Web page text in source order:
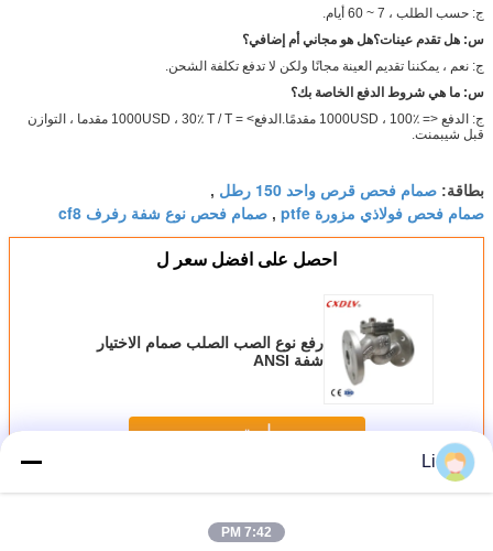
ج: حسب الطلب ، 7 ~ 60 أيام.
س: هل تقدم عينات؟هل هو مجاني أم إضافي؟
ج: نعم ، يمكننا تقديم العينة مجانًا ولكن لا تدفع تكلفة الشحن.
س: ما هي شروط الدفع الخاصة بك؟
ج: الدفع <= 1000USD ، 100٪ مقدمًا.الدفع> = 1000USD ، 30٪ T / T مقدما ، التوازن
قبل شيبمنت.
بطاقة: صمام فحص قرص واحد 150 رطل ,
صمام فحص فولاذي مزورة ptfe , صمام فحص نوع شفة رفرف cf8
احصل على افضل سعر ل
رفع نوع الصب الصلب صمام الاختيار
شفة ANSI
استمر
أكثرصمام فحص ذو حواف
Li
7:42 PM